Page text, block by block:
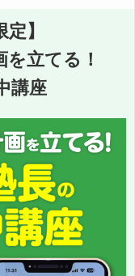
】
立てる！
講座